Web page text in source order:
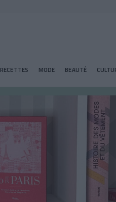
RECETTES MODE BEAUTÉ